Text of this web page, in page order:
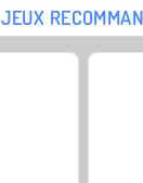
JEUX